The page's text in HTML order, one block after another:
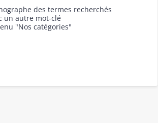
des termes recherchés
un autre mot-clé
"Nos catégories"